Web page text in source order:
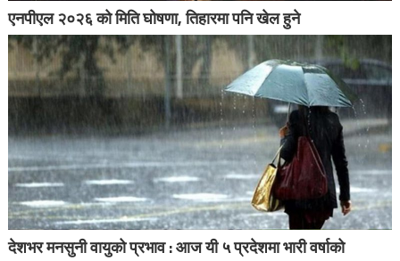
एनपीएल २०२६ को मिति घोषणा, तिहारमा पनि खेल हुने
देशभर मनसुनी वायुको प्रभाव : आज यी ५ प्रदेशमा भारी वर्षाको